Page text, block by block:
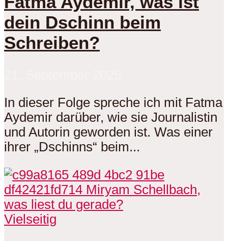
dein Dschinn beim
Schreiben?
In dieser Folge spreche ich mit Fatma
Aydemir darüber, wie sie Journalistin
und Autorin geworden ist. Was einer
ihrer „Dschinns“ beim...
Vielseitig